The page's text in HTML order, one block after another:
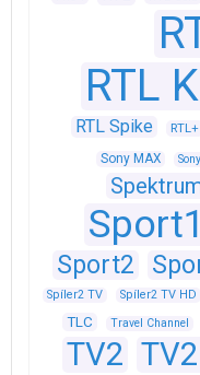
RTL
RTL Spike RTL+
Sony MAX
Sport1
Sport2
Spíler2 TV
Spíler2 TV HD
TLC Travel Channel
TV2